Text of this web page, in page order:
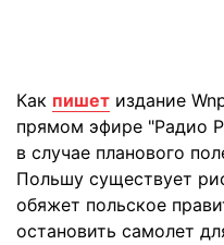
Как пишет издание
прямом эфире "Радио
в случае планового
Польшу существует
обяжет польское
остановить самолет